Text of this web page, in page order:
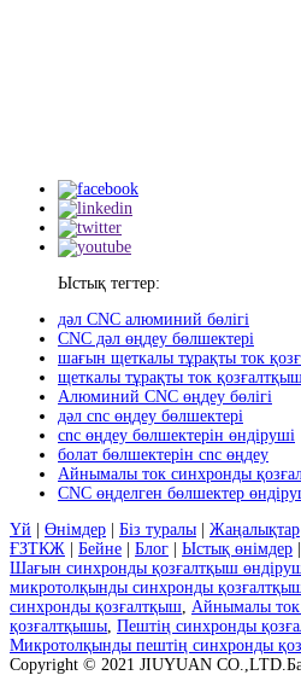
Ыстық тегтер:
дәл CNC алюминий бөлігі
CNC дәл өңдеу бөлшектері
шағын щеткалы тұрақты ток
щеткалы тұрақты ток
Алюминий CNC өңдеу бөлігі
дәл cnc өңдеу бөлшектері
cnc өңдеу бөлшектерін өндіруші
болат бөлшектерін cnc өңдеу
Айнымалы ток синхронды
CNC өңделген бөлшектер
Үй | Өнімдер | Біз туралы | Жаңалықтар
ҒЗТКЖ | Бейне | Блог | Ыстық өнімдер |
Шағын синхронды қозғалтқыш
микротолқынды синхронды
синхронды қозғалтқыш Айнымалы
қозғалтқышы Пештің синхронды
Микротолқынды пештің синхронды
Copyright © 2021 JIUYUAN